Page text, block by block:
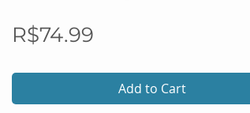
R$74.99
Add to Cart